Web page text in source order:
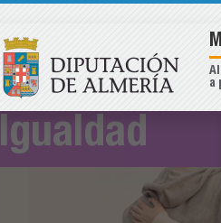
Igualdad
a